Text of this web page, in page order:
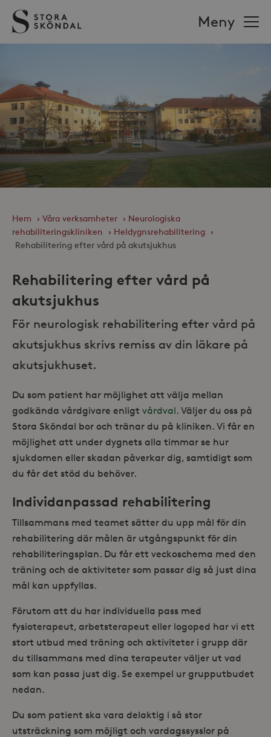
Stora
Sköndal
Meny
Hem › Våra verksamheter › Neurologiska
rehabiliteringskliniken
› Heldygnsrehabilitering ›
Rehabilitering efter vård på akutsjukhus
Rehabilitering efter vård på
akutsjukhus
För neurologisk rehabilitering efter vård på
akutsjukhus skrivs remiss av din läkare på
akutsjukhuset.
Du som patient har möjlighet att välja mellan
godkända vårdgivare enligt vårdval. Väljer du oss på
Stora Sköndal bor och tränar du på kliniken. Vi får en
möjlighet att under dygnets alla timmar se hur
sjukdomen eller skadan påverkar dig, samtidigt som
du får det stöd du behöver.
Individanpassad rehabilitering
Tillsammans med teamet sätter du upp mål för din
rehabilitering där målen är utgångspunkt för din
rehabiliteringsplan. Du får ett veckoschema med den
träning och de aktiviteter som passar dig så just dina
mål kan uppfyllas.
Förutom att du har individuella pass med
fysioterapeut, arbetsterapeut eller logoped har vi ett
stort utbud med träning och aktiviteter i grupp där
du tillsammans med dina terapeuter väljer ut vad
som kan passa just dig. Se exempel ur grupputbudet
nedan.
Du som patient ska vara delaktig i så stor
utsträckning som möjligt och vardagssysslor på